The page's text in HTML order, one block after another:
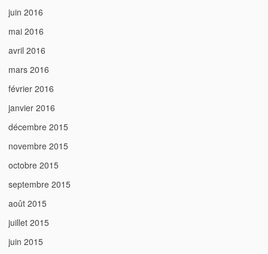
juin 2016
mai 2016
avril 2016
mars 2016
février 2016
janvier 2016
décembre 2015
novembre 2015
octobre 2015
septembre 2015
août 2015
juillet 2015
juin 2015